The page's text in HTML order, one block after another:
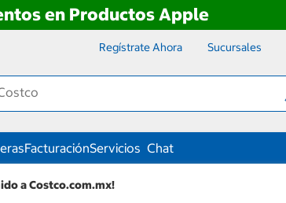
en Productos Apple
Regístrate Ahora Sucursales
FacturaciónServicios Chat
a Costco.com.mx!